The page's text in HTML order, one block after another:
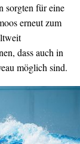
sorgten für eine
erneut zum
dass auch in
möglich sind.